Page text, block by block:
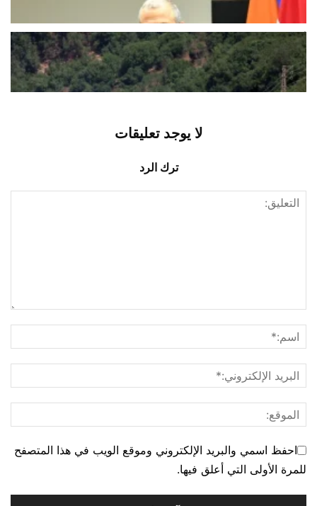
اخبار محلية أغسطس 7, 2026
أميركا لإسرائيل: حزب الله لم يرتكب
خرقاً… لا تردوا
اخبار محلية أغسطس 7, 2026
لا يوجد تعليقات
ترك الرد
احفظ اسمي والبريد الإلكتروني وموقع الويب في هذا المتصفح
للمرة الأولى التي أعلق فيها.